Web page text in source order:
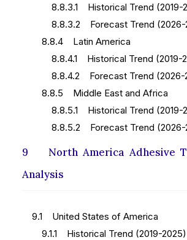
8.8.3.1 Historical Trend (2019-
8.8.3.2 Forecast Trend (2026-
8.8.4 Latin America
8.8.4.1 Historical Trend (2019-
8.8.4.2 Forecast Trend (2026-
8.8.5 Middle East and Africa
8.8.5.1 Historical Trend (2019-
8.8.5.2 Forecast Trend (2026-
9 North America Adhesive
Analysis
9.1 United States of America
9.1.1 Historical Trend (2019-2025)